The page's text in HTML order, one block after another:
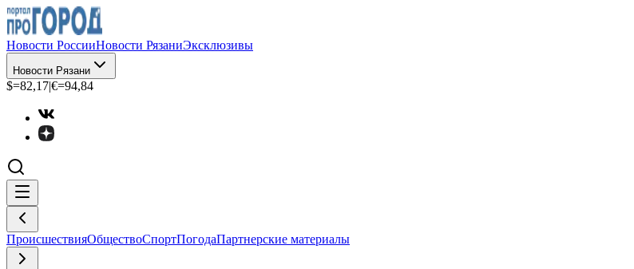
Новости РоссииНовости РязаниЭксклюзивы
Новости Рязани
$=82,17|€=94,84
ПроисшествияОбществоСпортПогодаПартнерские материалы